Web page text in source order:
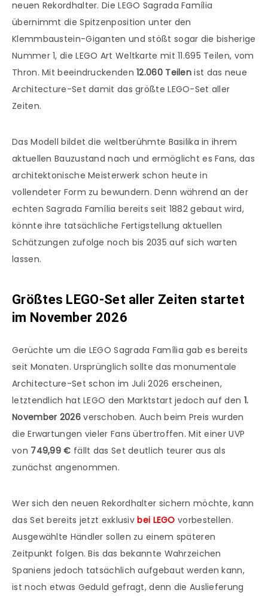
neuen Rekordhalter. Die LEGO Sagrada Família
übernimmt die Spitzenposition unter den
Klemmbaustein-Giganten und stößt sogar die bisherige
Nummer 1, die LEGO Art Weltkarte mit 11.695 Teilen, vom
Thron. Mit beeindruckenden12.060 Teilen ist das neue
Architecture-Set damit das größte LEGO-Set aller
Zeiten.
Das Modell bildet die weltberühmte Basilika in ihrem
aktuellen Bauzustand nach und ermöglicht es Fans, das
architektonische Meisterwerk schon heute in
vollendeter Form zu bewundern. Denn während an der
echten Sagrada Família bereits seit 1882 gebaut wird,
könnte ihre tatsächliche Fertigstellung aktuellen
Schätzungen zufolge noch bis 2035 auf sich warten
lassen.
Größtes LEGO-Set aller Zeiten startet
im November 2026
Gerüchte um die LEGO Sagrada Família gab es bereits
seit Monaten. Ursprünglich sollte das monumentale
Architecture-Set schon im Juli 2026 erscheinen,
letztendlich hat LEGO den Marktstart jedoch auf den 1.
November 2026verschoben. Auch beim Preis wurden
die Erwartungen vieler Fans übertroffen. Mit einer UVP
von 749,99 € fällt das Set deutlich teurer aus als
zunächst angenommen.
Wer sich den neuen Rekordhalter sichern möchte, kann
das Set bereits jetzt exklusivbei LEGO vorbestellen.
Ausgewählte Händler sollen zu einem späteren
Zeitpunkt folgen. Bis das bekannte Wahrzeichen
Spaniens jedoch tatsächlich aufgebaut werden kann,
ist noch etwas Geduld gefragt, denn die Auslieferung